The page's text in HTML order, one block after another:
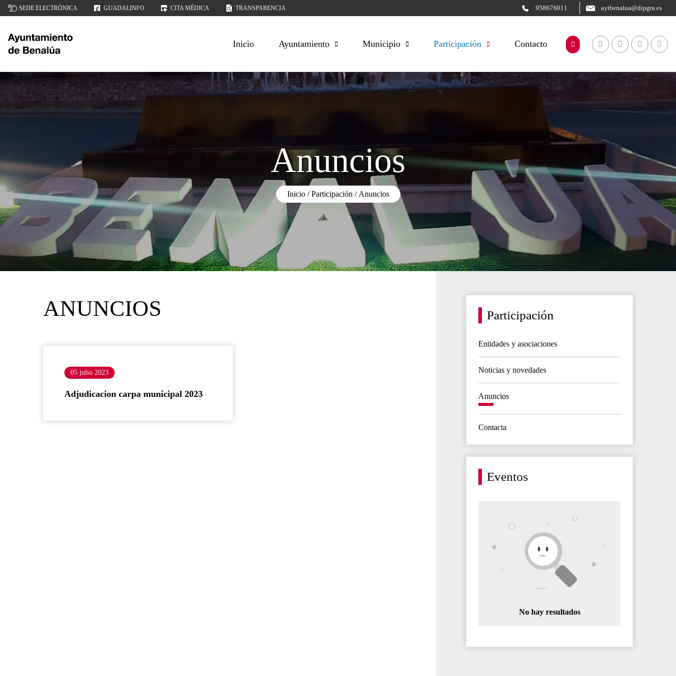
SEDE ELECTRÓNICA GUADALINFO CITA MÉDICA TRANSPARENCIA 958676011 aytbenalua@dipgra.es
Inicio Ayuntamiento Municipio Participación Contacto
Anuncios
Inicio Participación Anuncios
ANUNCIOS
05 julio 2023
Adjudicacion carpa municipal 2023
Participación
Entidades y asociaciones
Noticias y novedades
Anuncios
Contacta
Eventos
No hay resultados